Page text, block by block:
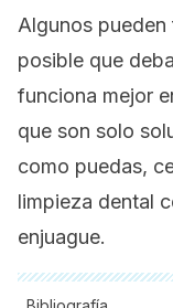
Algunos
posible que
funciona mejor
que son solo
como puedas,
limpieza dental
enjuague.